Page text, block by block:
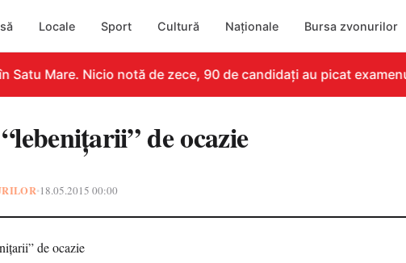
Locale Sport Cultură Naționale Bursa zvonurilor
Mare. Nicio notă de zece, 90 de candidați au picat examenul
de ocazie
•18.05.2015 00:00